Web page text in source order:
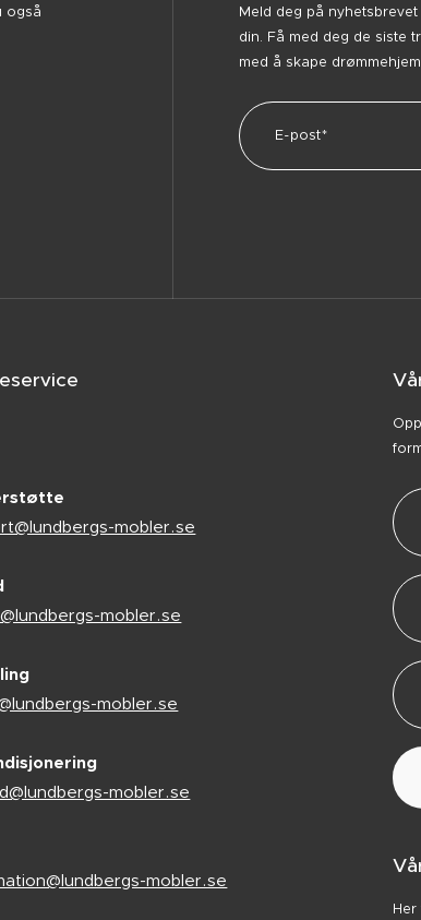
også
Meld deg på
din. Få med deg de siste
med å skape
mobler.se
mobler.se
mobler.se
mobler.se
mobler.se